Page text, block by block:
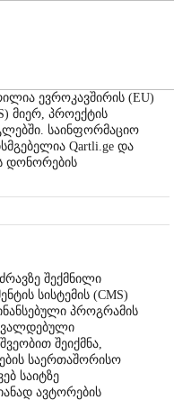
ევროკავშირის (EU)
მიერ, პროექტის
საინფორმაციო
Qartli.ge და
დონორების
შექმნილი
სისტემის (CMS)
პროგრამის
შეიქმნა,
საერთაშორისო
საიტზე
ავტორების